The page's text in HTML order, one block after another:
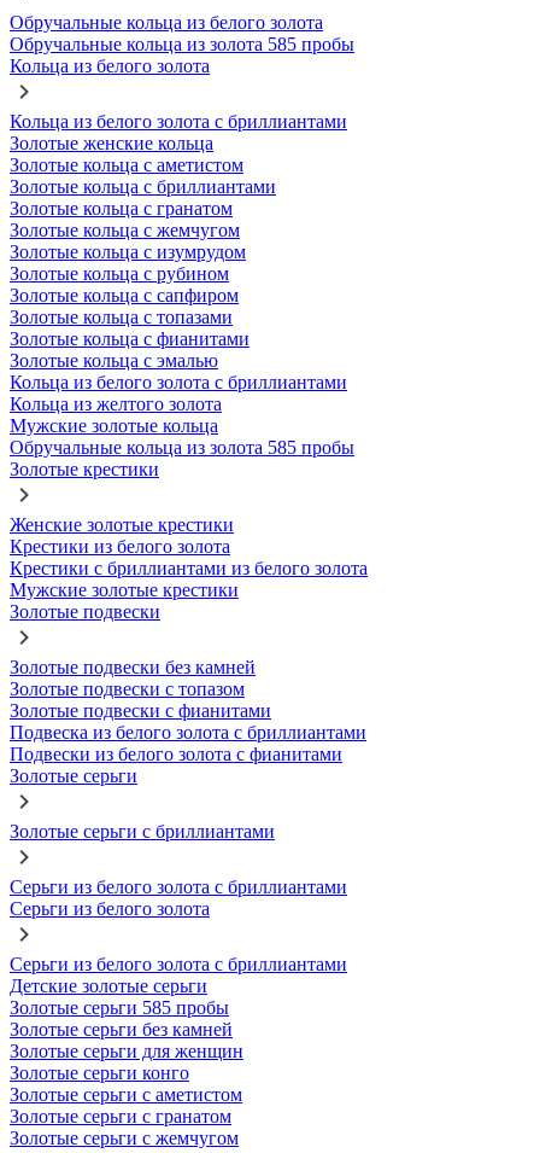
Обручальные кольца из белого золота
Обручальные кольца из золота 585 пробы
Кольца из белого золота
Кольца из белого золота с бриллиантами
Золотые женские кольца
Золотые кольца с аметистом
Золотые кольца с бриллиантами
Золотые кольца с гранатом
Золотые кольца с жемчугом
Золотые кольца с изумрудом
Золотые кольца с рубином
Золотые кольца с сапфиром
Золотые кольца с топазами
Золотые кольца с фианитами
Золотые кольца с эмалью
Кольца из белого золота с бриллиантами
Кольца из желтого золота
Мужские золотые кольца
Обручальные кольца из золота 585 пробы
Золотые крестики
Женские золотые крестики
Крестики из белого золота
Крестики с бриллиантами из белого золота
Мужские золотые крестики
Золотые подвески
Золотые подвески без камней
Золотые подвески с топазом
Золотые подвески с фианитами
Подвеска из белого золота с бриллиантами
Подвески из белого золота с фианитами
Золотые серьги
Золотые серьги с бриллиантами
Серьги из белого золота с бриллиантами
Серьги из белого золота
Серьги из белого золота с бриллиантами
Детские золотые серьги
Золотые серьги 585 пробы
Золотые серьги без камней
Золотые серьги для женщин
Золотые серьги конго
Золотые серьги с аметистом
Золотые серьги с гранатом
Золотые серьги с жемчугом